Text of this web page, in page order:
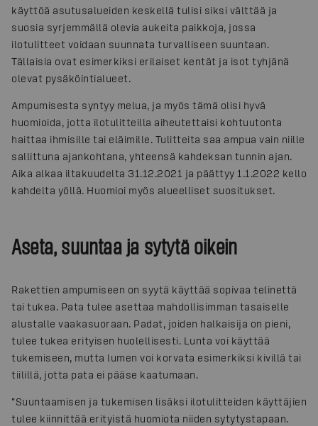
käyttöä asutusalueiden keskellä tulisi siksi välttää ja
suosia syrjemmällä olevia aukeita paikkoja, jossa
ilotulitteet voidaan suunnata turvalliseen suuntaan.
Tällaisia ovat esimerkiksi erilaiset kentät ja isot tyhjänä
olevat pysäköintialueet.
Ampumisesta syntyy melua, ja myös tämä olisi hyvä
huomioida, jotta ilotulitteilla aiheutettaisi kohtuutonta
haittaa ihmisille tai eläimille. Tulitteita saa ampua vain niille
sallittuna ajankohtana, yhteensä kahdeksan tunnin ajan.
Aika alkaa iltakuudelta 31.12.2021 ja päättyy 1.1.2022 kello
kahdelta yöllä. Huomioi myös alueelliset suositukset.
Aseta, suuntaa ja sytytä oikein
Rakettien ampumiseen on syytä käyttää sopivaa telinettä
tai tukea. Pata tulee asettaa mahdollisimman tasaiselle
alustalle vaakasuoraan. Padat, joiden halkaisija on pieni,
tulee tukea erityisen huolellisesti. Lunta voi käyttää
tukemiseen, mutta lumen voi korvata esimerkiksi kivillä tai
tiilillä, jotta pata ei pääse kaatumaan.
”Suuntaamisen ja tukemisen lisäksi ilotulitteiden käyttäjien
tulee kiinnittää erityistä huomiota niiden sytytystapaan.